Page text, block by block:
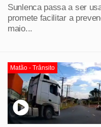
Sunlenca passa a ser
promete facilitar a
maio...
Matão - Trânsito